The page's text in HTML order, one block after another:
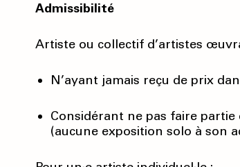
Admissibilité
Artiste ou collectif d’artistes
N’ayant jamais reçu de prix
Considérant ne pas faire
(aucune exposition solo à son